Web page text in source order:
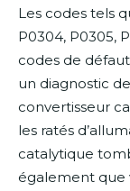
Les codes tels
P0304, P0305,
codes de
un diagnostic
convertisseur
les ratés
catalytique
également que